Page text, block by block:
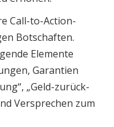
Call-to-Action-
Botschaften.
Elemente
Garantien
„Geld-zurück-
Versprechen zum